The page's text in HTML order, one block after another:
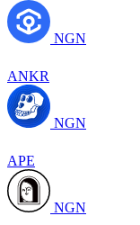
NGN
ANKR
NGN
APE
NGN